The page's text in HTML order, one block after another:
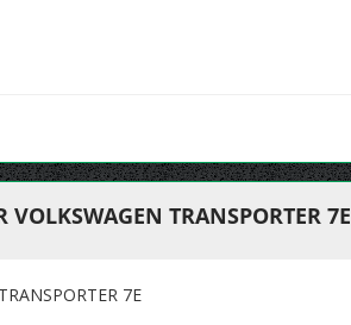
TRANSPORTER 7E
7E